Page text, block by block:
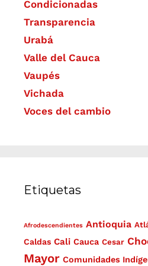
Condicionadas
Transparencia
Urabá
Valle del Cauca
Vaupés
Vichada
Voces del cambio
Etiquetas
Afrodescendientes Antioquia
Caldas Cali Cauca Cesar
Mayor Comunidades